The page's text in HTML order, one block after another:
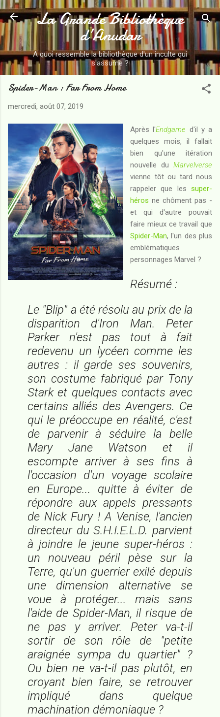
Accéder au contenu principal
La Grande Bibliothèque
d’Anudar
A quoi ressemble la bibliothèque d'un inculte qui
s'assume ?
Spider-Man : Far From Home
mercredi, août 07, 2019
Après l'Endgame d'il y a
quelques mois, il fallait
bien qu'une itération
nouvelle du Marvelverse
vienne tôt ou tard nous
rappeler que les super-
héros ne chôment pas -
et qui d'autre pouvait
faire mieux ce travail que
Spider-Man, l'un des plus
emblématiques
personnages Marvel ?
Résumé :
Le "Blip" a été résolu au prix de la
disparition d'Iron Man. Peter
Parker n'est pas tout à fait
redevenu un lycéen comme les
autres : il garde ses souvenirs,
son costume fabriqué par Tony
Stark et quelques contacts avec
certains alliés des Avengers. Ce
qui le préoccupe en réalité, c'est
de parvenir à séduire la belle
Mary Jane Watson et il
escompte arriver à ses fins à
l'occasion d'un voyage scolaire
en Europe... quitte à éviter de
répondre aux appels pressants
de Nick Fury ! A Venise, l'ancien
directeur du S.H.I.E.L.D. parvient
à joindre le jeune super-héros :
un nouveau péril pèse sur la
Terre, qu'un guerrier exilé depuis
une dimension alternative se
voue à protéger... mais sans
l'aide de Spider-Man, il risque de
ne pas y arriver. Peter va-t-il
sortir de son rôle de "petite
araignée sympa du quartier" ?
Ou bien ne va-t-il pas plutôt, en
croyant bien faire, se retrouver
impliqué dans quelque
machination démoniaque ?